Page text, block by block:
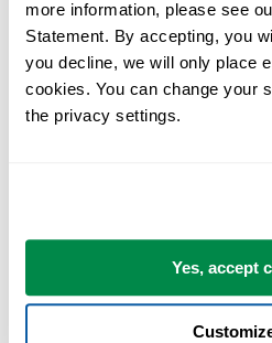
more information, please see
Statement. By accepting, you
you decline, we will only place
cookies. You can change your
the privacy settings.
Yes, accept